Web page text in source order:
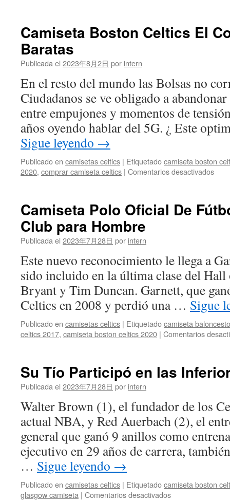
Camiseta Boston Celtics El
Baratas
Publicada el 2023年8月2日 por intern
En el resto del mundo las Bolsas no
Ciudadanos se ve obligado a
entre empujones y momentos de
años oyendo hablar del 5G. ¿ Este
Sigue leyendo →
Publicado en camisetas celtics | Etiquetadocamiseta boston
2020, comprar camiseta celtics | Comentarios desactivadosen
El
Camiseta Polo Oficial De
Club para Hombre
Publicada el 2023年7月28日 por intern
Este nuevo reconocimiento le llega a
sido incluido en la última clase del
Bryant y Tim Duncan. Garnett, que
Celtics en 2008 y perdió una … Sigue
Publicado en camisetas celtics | Etiquetadocamiseta
celtics 2017, camiseta boston celtics 2020 | Comentarios
Su Tío Participó en las
Publicada el 2023年7月28日 por intern
Walter Brown (1), el fundador de los
actual NBA, y Red Auerbach (2), el
general que ganó 9 anillos como
ejecutivo en 29 años de carrera,
… Sigue leyendo →
Publicado en camisetas celtics | Etiquetadocamiseta boston
glasgow camiseta | Comentarios desactivadosen